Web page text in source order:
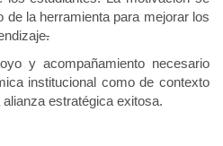
de la herramienta para mejorar los
.
y acompañamiento necesario
institucional como de contexto
estratégica exitosa.